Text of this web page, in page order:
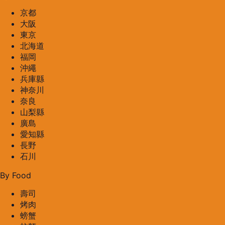
京都
大阪
東京
北海道
福岡
沖繩
兵庫縣
神奈川
奈良
山梨縣
廣島
愛知縣
長野
石川
By Food
壽司
烤肉
螃蟹